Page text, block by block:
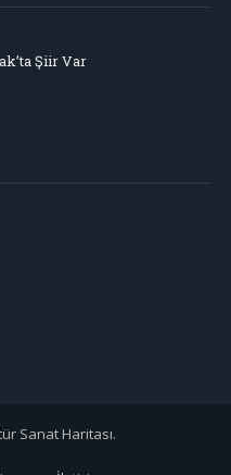
Şiir Var
Sanat Haritası.